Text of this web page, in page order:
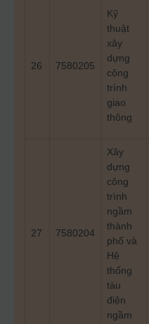
26 7580205
Kỹ
thuật
xây
dựng
công
trình
giao
thông
27 7580204
Xây
dựng
công
trình
ngầm
thành
phố và
Hệ
thống
tàu
điện
ngầm